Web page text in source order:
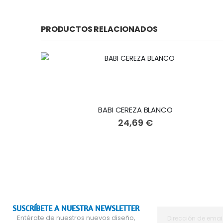
PRODUCTOS RELACIONADOS
BABI CEREZA BLANCO
24,69 €
SUSCRÍBETE A NUESTRA NEWSLETTER
Entérate de nuestros nuevos diseño,